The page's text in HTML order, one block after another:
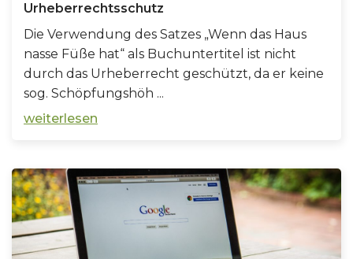
Urheberrechtsschutz
Die Verwendung des Satzes „Wenn das Haus
nasse Füße hat“ als Buchuntertitel ist nicht
durch das Urheberrecht geschützt, da er keine
sog. Schöpfungshöh ...
weiterlesen